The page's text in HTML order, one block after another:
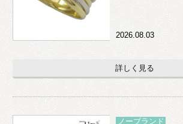
2026.08.03
詳しく見る
ノーブランド